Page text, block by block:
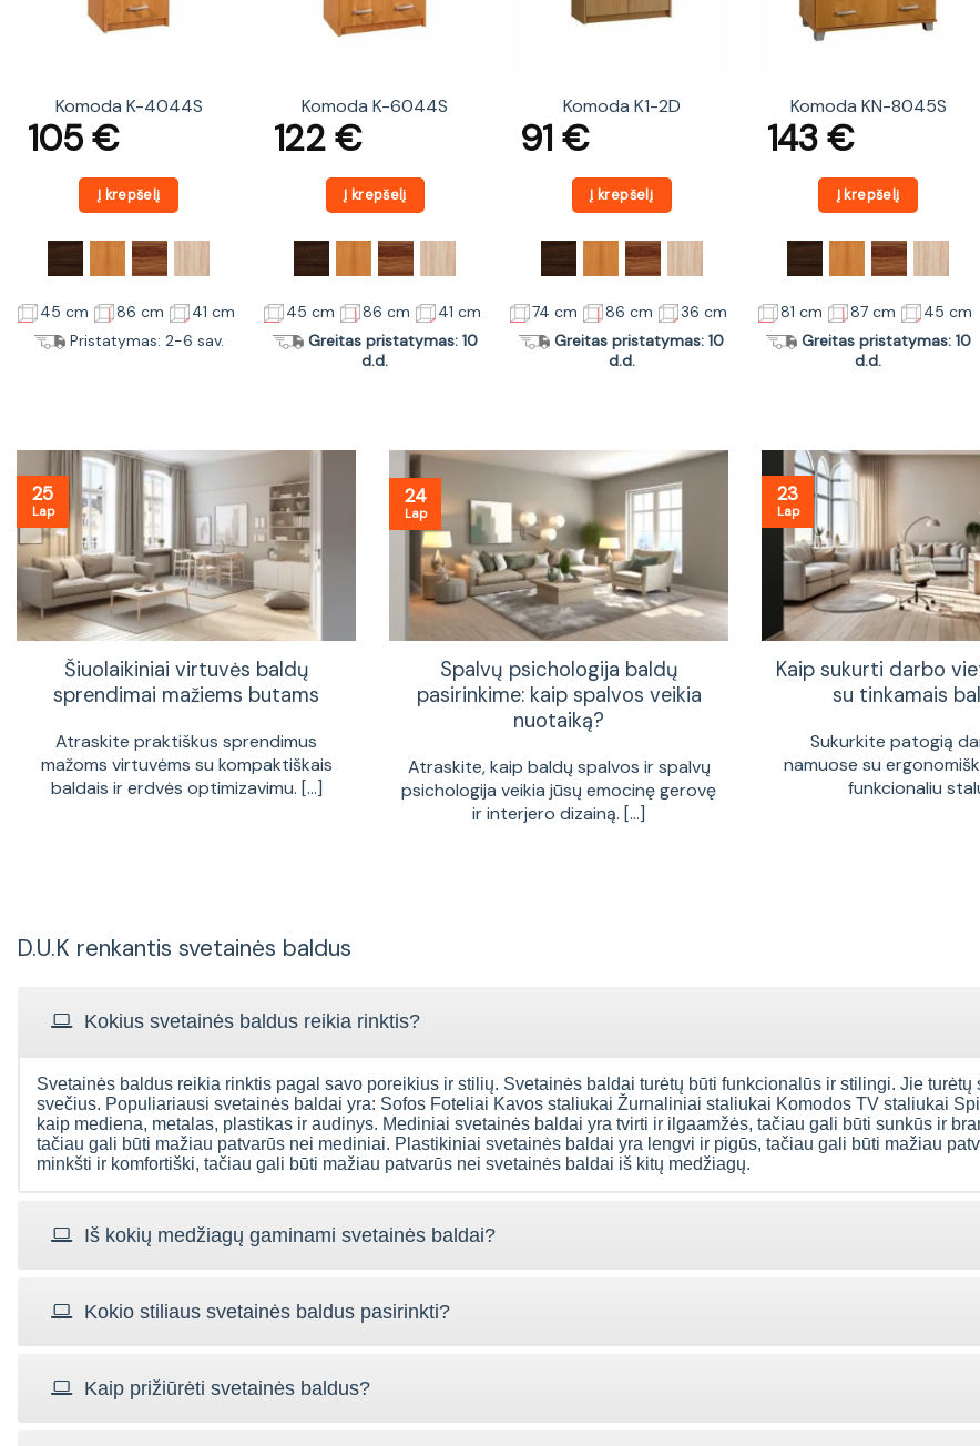
Komoda K-4044S
105€
Į krepšelį
45 cm 86 cm
41 cm
Pristatymas: 2-6 sav.
Komoda K-6044S
122€
Į krepšelį
45 cm 86 cm
41 cm
Greitas pristatymas: 10
d.d.
Komoda K1-2D
91 €
Į krepšelį
74 cm 86 cm
36 cm
Greitas pristatymas: 10
d.d.
Komoda KN-8045S
143€
Į krepšelį
81 cm 87 cm
45 cm
Greitas pristatymas: 10
d.d.
Šiuolaikiniai virtuvės baldų
sprendimai mažiems butams
Atraskite praktiškus sprendimus
mažoms virtuvėms su kompaktiškais
baldais ir erdvės optimizavimu. [...]
25
Lap
Spalvų psichologija baldų
pasirinkime: kaip spalvos veikia
nuotaiką?
Atraskite, kaip baldų spalvos ir spalvų
psichologija veikia jūsų emocinę gerovę
ir interjero dizainą. [...]
24
Lap
Kaip sukurti darbo
su tinkamais
Sukurkite patogią
namuose su
funkcionaliu
23
Lap
D.U.K renkantis svetainės baldus
Kokius svetainės baldus reikia rinktis?
Svetainės baldus reikia rinktis pagal savo poreikius ir stilių. Svetainės baldai turėtų būti funkcionalūs ir stilingi. Jie
svečius. Populiariausi svetainės baldai yra: Sofos Foteliai Kavos staliukai Žurnaliniai staliukai Komodos TV staliukai
kaip mediena, metalas, plastikas ir audinys. Mediniai svetainės baldai yra tvirti ir ilgaamžės, tačiau gali būti sunkūs ir
tačiau gali būti mažiau patvarūs nei mediniai. Plastikiniai svetainės baldai yra lengvi ir pigūs, tačiau gali būti mažiau
minkšti ir komfortiški, tačiau gali būti mažiau patvarūs nei svetainės baldai iš kitų medžiagų.
Iš kokių medžiagų gaminami svetainės baldai?
Kokio stiliaus svetainės baldus pasirinkti?
Kaip prižiūrėti svetainės baldus?